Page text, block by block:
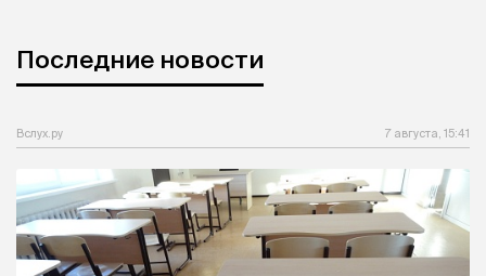
Последние новости
Вслух.ру 7 августа, 15:41